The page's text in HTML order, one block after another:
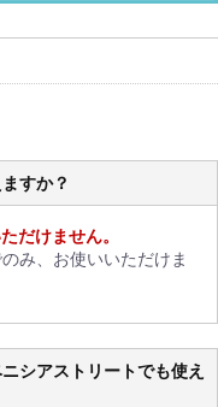
すか？
だけません。
み、お使いいただけま
シアストリートでも使え